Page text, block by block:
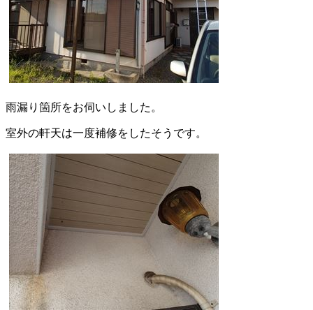
雨漏り箇所をお伺いしました。
室外の軒天は一度補修をしたそうです。